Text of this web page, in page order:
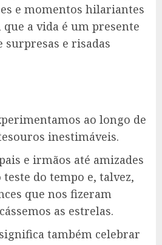
e momentos hilariantes
a vida é um presente
surpresas e risadas
ao longo de
inestimáveis.
e irmãos até amizades
do tempo e, talvez,
que nos fizeram
as estrelas.
também celebrar